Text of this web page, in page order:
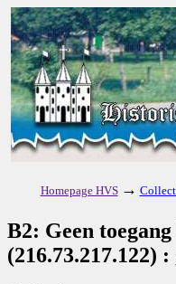
Homepage HVS →
B2: Geen
(216.73.217.122)